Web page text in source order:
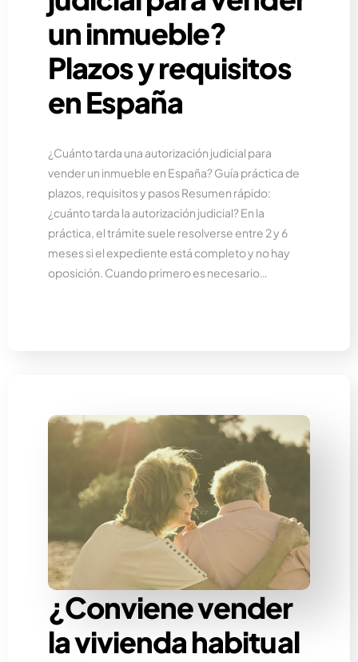
un inmueble?
Plazos y requisitos
en España
¿Cuánto tarda una autorización judicial para
vender un inmueble en España? Guía práctica de
plazos, requisitos y pasos Resumen rápido:
¿cuánto tarda la autorización judicial? En la
práctica, el trámite suele resolverse entre 2 y 6
meses si el expediente está completo y no hay
oposición. Cuando primero es necesario…
¿Conviene vender
la vivienda habitual